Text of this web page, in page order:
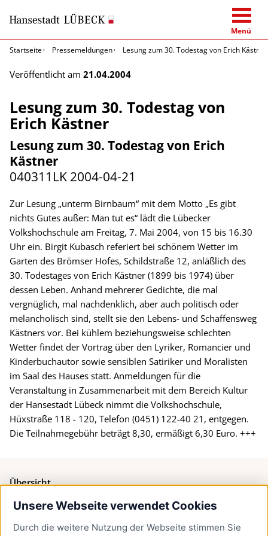
Unsere Webseite verwendet Cookies
Durch die weitere Nutzung der Webseite stimmen Sie
Menü
Startseite
Pressemeldungen Lesung zum 30. Todestag von Erich Kästner
Veröffentlicht am 21.04.2004
Lesung zum 30. Todestag von
Erich Kästner
Lesung zum 30. Todestag von Erich
Kästner
040311LK 2004-04-21
Zur Lesung „unterm Birnbaum“ mit dem Motto „Es gibt
nichts Gutes außer: Man tut es“ lädt die Lübecker
Volkshochschule am Freitag, 7. Mai 2004, von 15 bis 16.30
Uhr ein. Birgit Kubasch referiert bei schönem Wetter im
Garten des Brömser Hofes, Schildstraße 12, anläßlich des
30. Todestages von Erich Kästner (1899 bis 1974) über
dessen Leben. Anhand mehrerer Gedichte, die mal
vergnüglich, mal nachdenklich, aber auch politisch oder
melancholisch sind, stellt sie den Lebens- und Schaffensweg
Kästners vor. Bei kühlem beziehungsweise schlechten
Wetter findet der Vortrag über den Lyriker, Romancier und
Kinderbuchautor sowie sensiblen Satiriker und Moralisten
im Saal des Hauses statt. Anmeldungen für die
Veranstaltung in Zusammenarbeit mit dem Bereich Kultur
der Hansestadt Lübeck nimmt die Volkshochschule,
Hüxstraße 118 - 120, Telefon (0451) 122-40 21, entgegen.
Die Teilnahmegebühr beträgt 8,30, ermäßigt 6,30 Euro. +++
Übersicht
Bürgerservice
Presse